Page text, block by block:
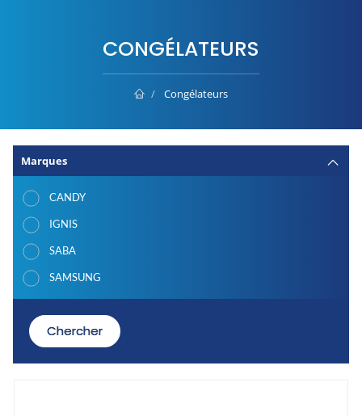
CONGÉLATEURS
Congélateurs
Marques
CANDY
IGNIS
SABA
SAMSUNG
Chercher